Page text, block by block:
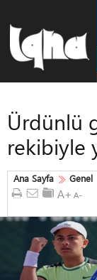
Ürdünlü
rekibiyle
Ana Sayfa Genel